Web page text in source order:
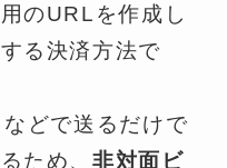
のURLを作成し
る決済方法で
どで送るだけで
ため、非対面ビ